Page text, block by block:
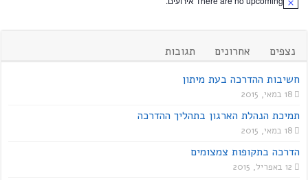
נצפים אחרונים
תגובות
חשיבות ההדרכה בעת מיתון
18 במאי, 2015
תמיכת הנהלת הארגון בתהליך ההדרכה
18 במאי, 2015
הדרכה בתקופות צמצומים
12 באפריל, 2015